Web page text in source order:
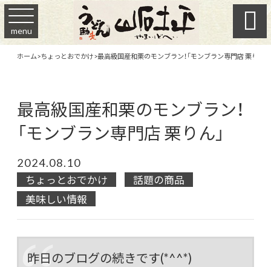
menu 
ホーム>ちょっとおでかけ>最高級国産和栗のモンブラン！「モンブラン専門店 栗りん」
最高級国産和栗のモンブラン！
「モンブラン専門店 栗りん」
2024.08.10
ちょっとおでかけ
話題の商品
美味しい情報
昨日のブログの続きです(*^^*)